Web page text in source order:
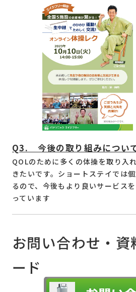
Q3. 今後の取り組みについ
QOLのために多くの体操を取り入
きたいです。ショートステイでは
るので、今後もより良いサービス
っています
お問い合わせ・資
ード